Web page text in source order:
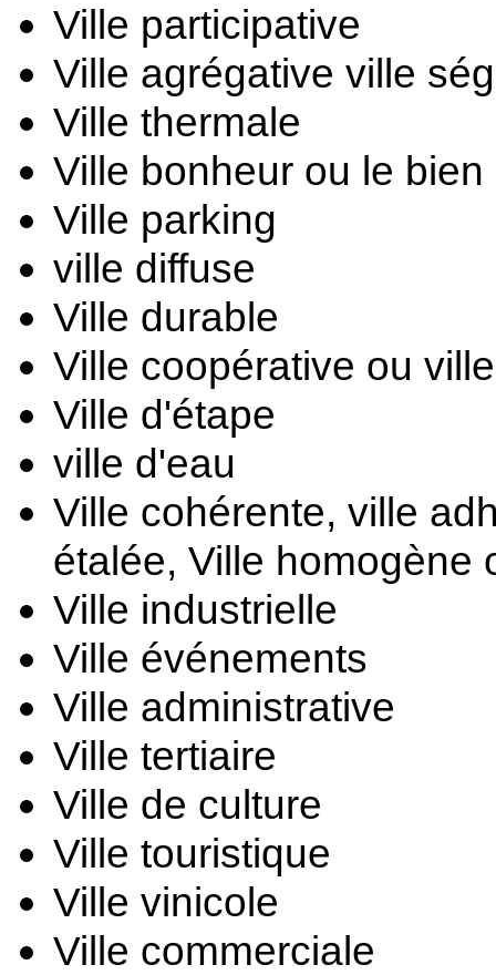
Ville participative
Ville agrégative ville
Ville thermale
Ville bonheur ou le
Ville parking
ville diffuse
Ville durable
Ville coopérative ou
Ville d'étape
ville d'eau
Ville cohérente, ville
étalée, Ville homogène
Ville industrielle
Ville événements
Ville administrative
Ville tertiaire
Ville de culture
Ville touristique
Ville vinicole
Ville commerciale